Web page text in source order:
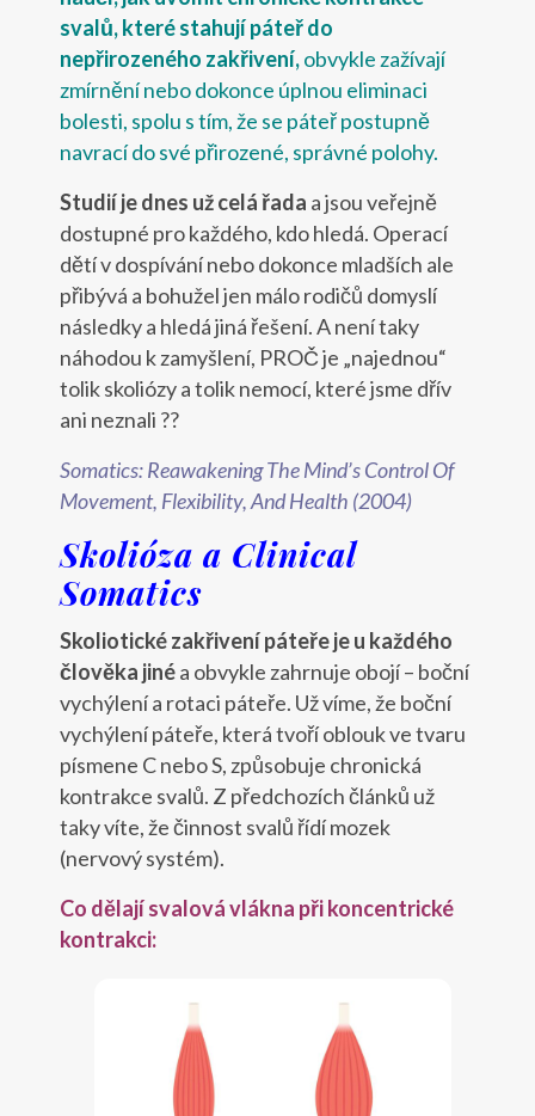
svalů, které stahují páteř do
nepřirozeného zakřivení,obvykle zažívají
zmírnění nebo dokonce úplnou eliminaci
bolesti, spolu s tím, že se páteř postupně
navrací do své přirozené, správné polohy.
Studií je dnes už celá řada a jsou veřejně
dostupné pro každého, kdo hledá. Operací
dětí v dospívání nebo dokonce mladších ale
přibývá a bohužel jen málo rodičů domyslí
následky a hledá jiná řešení. A není taky
náhodou k zamyšlení, PROČ je „najednou“
tolik skoliózy a tolik nemocí, které jsme dřív
ani neznali ??
Somatics: Reawakening The Mind’s Control Of
Movement, Flexibility, And Health (2004)
Skolióza a Clinical
Somatics
Skoliotické zakřivení páteře je u každého
člověka jinéa obvykle zahrnuje obojí – boční
vychýlení a rotaci páteře. Už víme, že boční
vychýlení páteře, která tvoří oblouk ve tvaru
písmene C nebo S, způsobuje chronická
kontrakce svalů. Z předchozích článků už
taky víte, že činnost svalů řídí mozek
(nervový systém).
Co dělají svalová vlákna při koncentrické
kontrakci: